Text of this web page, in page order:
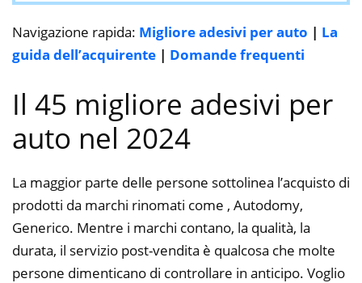
Navigazione rapida: Migliore adesivi per auto | La
guida dell’acquirente | Domande frequenti
Il 45 migliore adesivi per
auto nel 2024
La maggior parte delle persone sottolinea l’acquisto di
prodotti da marchi rinomati come , Autodomy,
Generico. Mentre i marchi contano, la qualità, la
durata, il servizio post-vendita è qualcosa che molte
persone dimenticano di controllare in anticipo. Voglio